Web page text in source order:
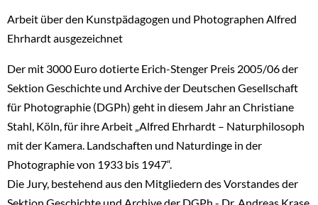
Arbeit über den Kunstpädagogen und Photographen Alfred
Ehrhardt ausgezeichnet
Der mit 3000 Euro dotierte Erich-Stenger Preis 2005/06 der
Sektion Geschichte und Archive der Deutschen Gesellschaft
für Photographie (DGPh) geht in diesem Jahr an Christiane
Stahl, Köln, für ihre Arbeit „Alfred Ehrhardt – Naturphilosoph
mit der Kamera. Landschaften und Naturdinge in der
Photographie von 1933 bis 1947“.
Die Jury, bestehend aus den Mitgliedern des Vorstandes der